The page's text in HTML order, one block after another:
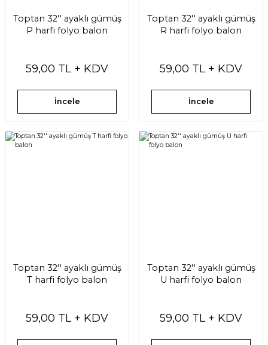
Toptan 32'' ayaklı gümüş
P harfi folyo balon
59,00 TL + KDV
İncele
Toptan 32'' ayaklı gümüş
R harfi folyo balon
59,00 TL + KDV
İncele
Toptan 32'' ayaklı gümüş
T harfi folyo balon
59,00 TL + KDV
Toptan 32'' ayaklı gümüş
U harfi folyo balon
59,00 TL + KDV